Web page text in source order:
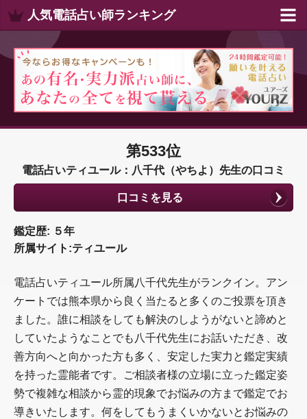
人気電話占い師ランキング
第533位
電話占いティユール：八千代（やちよ）先生の口コミ
口コミを見る
鑑定歴: ５年
所属サイト:ティユール
電話占いティユール所属八千代先生がランクイン。アン
ケートでは熊本県から良く当たると多くのご投票を頂き
ました。誰に相談をしても解決のしようがないと諦めと
していたようなことでも八千代先生にお話いただき、改
善方向へと向かった方も多く、安定した実力と鑑定実績
を持った霊能者です。ご相談者様の立場に立った鑑定姿
勢で複雑な相談から霊的現象でお悩みの方まで鑑定でお
導きいたします。何をしてもうまくいかないとお悩みの